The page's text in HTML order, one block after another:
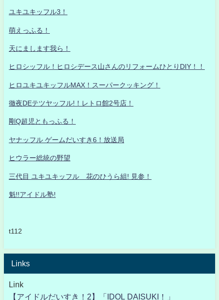
ユキユキッフル3！
萌えっふる！
天にまします我ら！
ヒロシッフル！ヒロシデース山さんのリフォームひとりDIY！！
ヒロユキユキッフルMAX！スーパークッキング！
徹夜DEテツヤッフル!！レトロ館2号店！
剛Q超児ともっふる！
ヤナッフル ゲームだいすき6！放送局
ヒウラー総統の野望
三代目 ユキユキッフル 花のひうら組! 見参！
魁!!アイドル塾!
t112
Links
Link
【アイドルだいすき！2】「IDOL DAISUKI！」